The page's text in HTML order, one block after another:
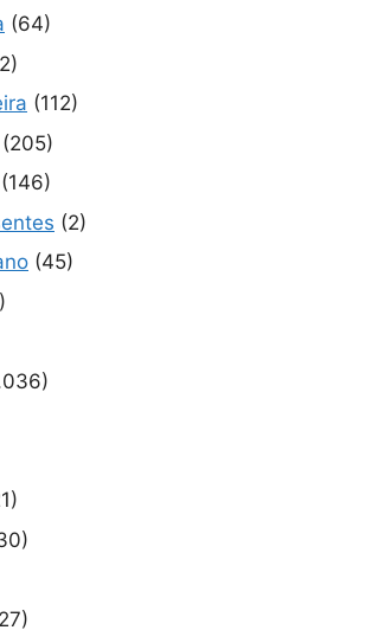
(64)
(112)
(205)
(146)
(2)
(45)